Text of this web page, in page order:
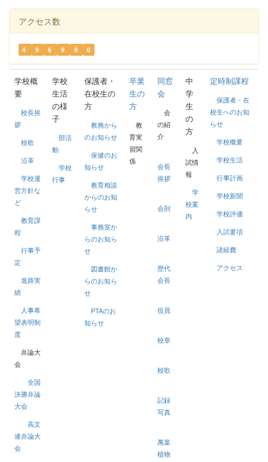
アクセス数
4 9 6 9 9 0
学校概
要
校長挨
拶
校歌
沿革
学校運
営方針な
ど
教育課
程
行事予
定
進路実
績
人事希
望表明制
度
弁論大
会
全国
決勝弁論
大会
高文
連弁論大
会
学校
生活
の様
子
部活
動
学校
行事
保護者・
在校生の
方
教務から
のお知らせ
保健のお
知らせ
教育相談
からのお知
らせ
事務室か
らのお知ら
せ
図書館か
らのお知ら
せ
PTAのお
知らせ
卒業
生の
方
教
育実
習関
係
同窓
会
会
の紹
介
会長
挨拶
会則
沿革
歴代
会長
役員
校章
校歌
記録
写真
萬葉
植物
中
学
生
の
方
入
試情
報
学
校案
内
定時制課程
保護者・在
校生へのお知
らせ
学校概要
学校生活
行事計画
学校新聞
学校評価
入試要項
諸経費
アクセス